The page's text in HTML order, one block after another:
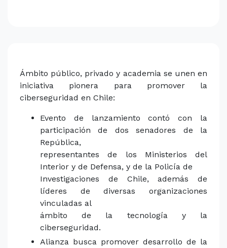
Ámbito público, privado y academia se unen en
iniciativa pionera para promover la
ciberseguridad en Chile:
Evento de lanzamiento contó con la
participación de dos senadores de la
República,
representantes de los Ministerios del
Interior y de Defensa, y de la Policía de
Investigaciones de Chile, además de
líderes de diversas organizaciones
vinculadas al
ámbito de la tecnología y la
ciberseguridad.
Alianza busca promover desarrollo de la